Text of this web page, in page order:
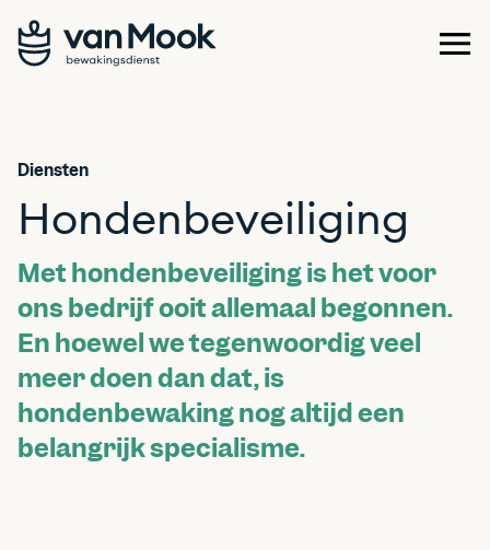
Diensten
Hondenbeveiliging
Met hondenbeveiliging is het voor
ons bedrijf ooit allemaal begonnen.
En hoewel we tegenwoordig veel
meer doen dan dat, is
hondenbewaking nog altijd een
belangrijk specialisme.